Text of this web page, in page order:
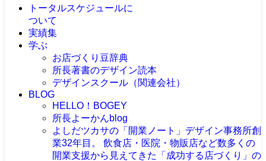
トータルスケジュールに
ついて
実績集
学ぶ
お店づくり豆辞典
所長著書のデザイン読本
デザインスクール（関連会社）
BLOG
HELLO！BOGEY
所長よーかんblog
よしだツカサの「開業ノート」 デザイン事務所創
業32年目。 飲食店・医院・物販店など数多くの
開業支援から見えてきた「成功する店づくり」の